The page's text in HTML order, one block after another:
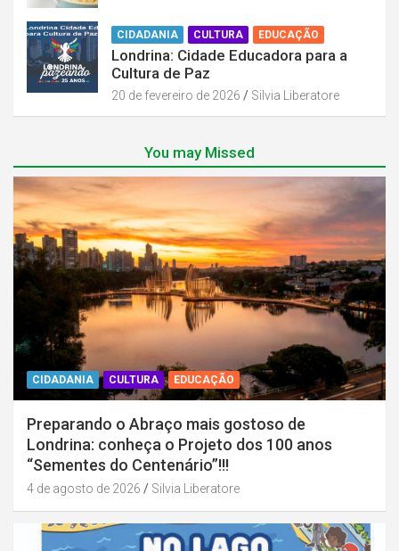
CIDADANIA CULTURA EDUCAÇÃO
Londrina: Cidade Educadora para a
Cultura de Paz
20 de fevereiro de 2026 Silvia Liberatore
You may Missed
CIDADANIA CULTURA EDUCAÇÃO
Preparando o Abraço mais gostoso de
Londrina: conheça o Projeto dos 100 anos
“Sementes do Centenário”!!!
4 de agosto de 2026 Silvia Liberatore